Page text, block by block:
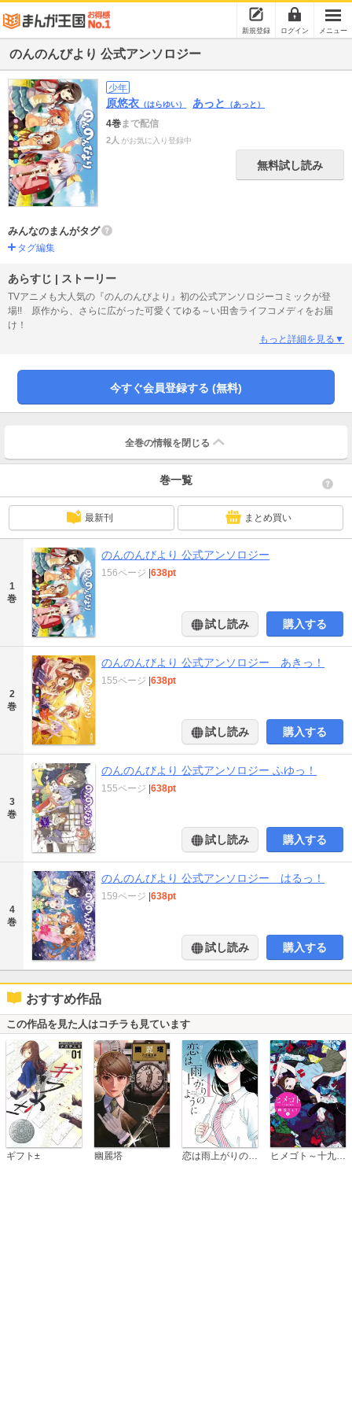
新規登録 ログイン メニュー
のんのんびより 公式アンソロジー
少年
原悠衣 （はらゆい） あっと （あっと）
4巻まで配信
2人 がお気に入り登録中
無料試し読み
みんなのまんがタグ
タグ編集
あらすじ | ストーリー
TVアニメも大人気の『のんのんびより』初の公式アンソロジーコミックが登
場!! 原作から、さらに広がった可愛くてゆる～い田舎ライフコメディをお届
け！
もっと詳細を見る▼
今すぐ会員登録する (無料)
全巻の情報を 閉じる
巻一覧
最新刊 まとめ買い
1
巻
のんのんびより 公式アンソロジー
156ページ |638pt
試し読み 購入する
2
巻
のんのんびより 公式アンソロジー あきっ！
155ページ |638pt
試し読み 購入する
3
巻
のんのんびより 公式アンソロジー ふゆっ！
155ページ |638pt
試し読み 購入する
4
巻
のんのんびより 公式アンソロジー はるっ！
159ページ |638pt
試し読み 購入する
おすすめ作品
この作品を見た人はコチラも見ています
ギフト± 幽麗塔 ヒメゴト～十九歳の制服～